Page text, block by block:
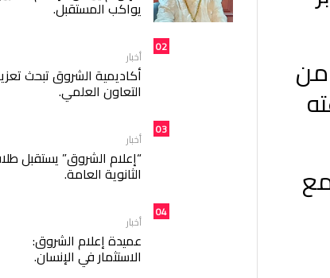
من
يواكب المستقبل.
02
أخبار
أكاديمية الشروق تبحث
التعاون العلمي.
03
أخبار
“إعلام الشروق” يستقبل
الثانوية العامة.
04
أخبار
عميدة إعلام الشروق:
الاستثمار في الإنسان.